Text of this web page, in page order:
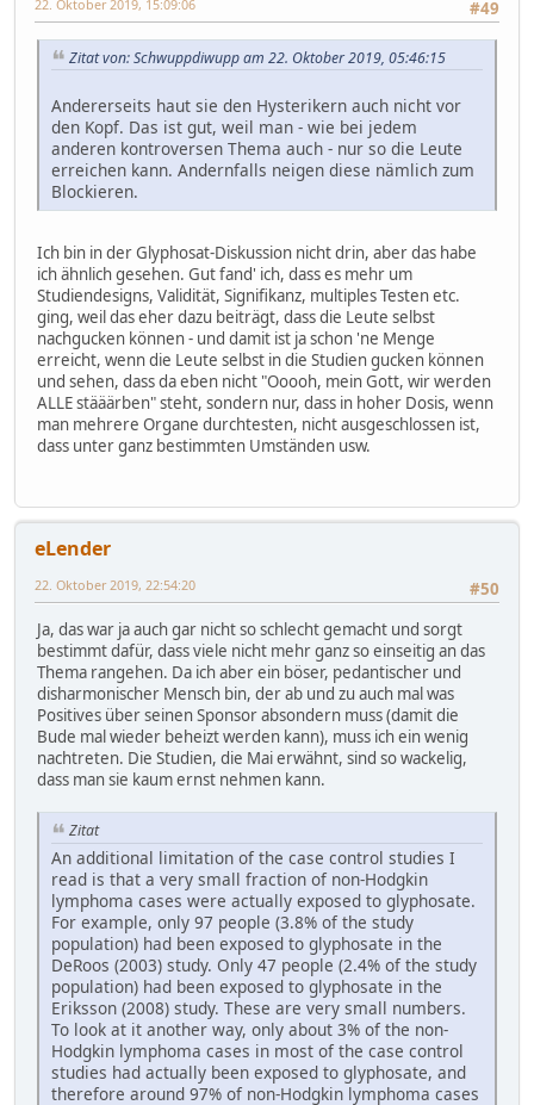
#49
22. Oktober 2019, 15:09:06
Zitat von: Schwuppdiwupp am 22. Oktober 2019, 05:46:15
Andererseits haut sie den Hysterikern auch nicht vor
den Kopf. Das ist gut, weil man - wie bei jedem
anderen kontroversen Thema auch - nur so die Leute
erreichen kann. Andernfalls neigen diese nämlich zum
Blockieren.
Ich bin in der Glyphosat-Diskussion nicht drin, aber das habe
ich ähnlich gesehen. Gut fand' ich, dass es mehr um
Studiendesigns, Validität, Signifikanz, multiples Testen etc.
ging, weil das eher dazu beiträgt, dass die Leute selbst
nachgucken können - und damit ist ja schon 'ne Menge
erreicht, wenn die Leute selbst in die Studien gucken können
und sehen, dass da eben nicht "Ooooh, mein Gott, wir werden
ALLE stääärben" steht, sondern nur, dass in hoher Dosis, wenn
man mehrere Organe durchtesten, nicht ausgeschlossen ist,
dass unter ganz bestimmten Umständen usw.
eLender
#50
22. Oktober 2019, 22:54:20
Ja, das war ja auch gar nicht so schlecht gemacht und sorgt
bestimmt dafür, dass viele nicht mehr ganz so einseitig an das
Thema rangehen. Da ich aber ein böser, pedantischer und
disharmonischer Mensch bin, der ab und zu auch mal was
Positives über seinen Sponsor absondern muss (damit die
Bude mal wieder beheizt werden kann), muss ich ein wenig
nachtreten. Die Studien, die Mai erwähnt, sind so wackelig,
dass man sie kaum ernst nehmen kann.
Zitat
An additional limitation of the case control studies I
read is that a very small fraction of non-Hodgkin
lymphoma cases were actually exposed to glyphosate.
For example, only 97 people (3.8% of the study
population) had been exposed to glyphosate in the
DeRoos (2003) study. Only 47 people (2.4% of the study
population) had been exposed to glyphosate in the
Eriksson (2008) study. These are very small numbers.
To look at it another way, only about 3% of the non-
Hodgkin lymphoma cases in most of the case control
studies had actually been exposed to glyphosate, and
therefore around 97% of non-Hodgkin lymphoma cases